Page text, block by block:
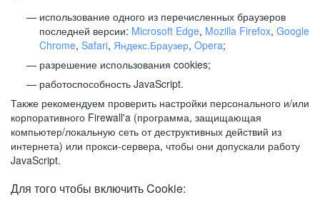
использование одного из перечисленных браузеров
последней версии: Microsoft Edge, Mozilla Firefox, Google
Chrome, Safari, Яндекс.Браузер, Opera;
разрешение использования cookies;
работоспособность JavaScript.
Также рекомендуем проверить настройки персонального и/или
корпоративного Firewall'a (программа, защищающая
компьютер/локальную сеть от деструктивных действий из
интернета) или прокси-сервера, чтобы они допускали работу
JavaScript.
Для того чтобы включить Cookie: